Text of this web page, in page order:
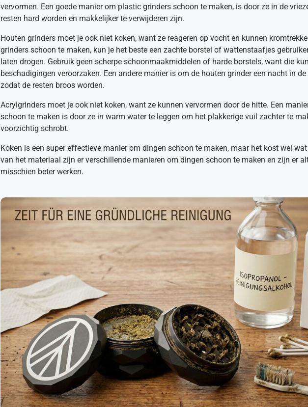
vervormen. Een goede manier om plastic grinders schoon te maken, is door ze in de
resten hard worden en makkelijker te verwijderen zijn.
Houten grinders moet je ook niet koken, want ze reageren op vocht en kunnen
grinders schoon te maken, kun je het beste een zachte borstel of wattenstaafjes
laten drogen. Gebruik geen scherpe schoonmaakmiddelen of harde borstels, want die
beschadigingen veroorzaken. Een andere manier is om de houten grinder een nacht in de
zodat de resten broos worden.
Acrylgrinders moet je ook niet koken, want ze kunnen vervormen door de hitte. Een
schoon te maken is door ze in warm water te leggen om het plakkerige vuil zachter te
voorzichtig schrobt.
Koken is een super effectieve manier om dingen schoon te maken, maar het kost wel
van het materiaal zijn er verschillende manieren om dingen schoon te maken en zijn er
misschien beter werken.